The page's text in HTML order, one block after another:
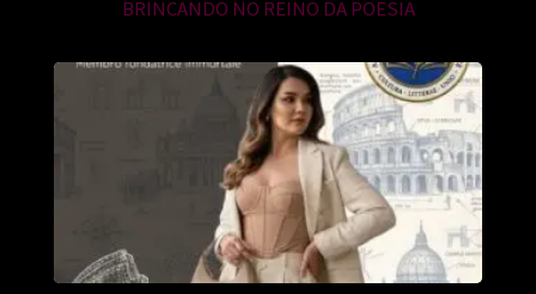
BRINCANDO NO REINO DA POESIA